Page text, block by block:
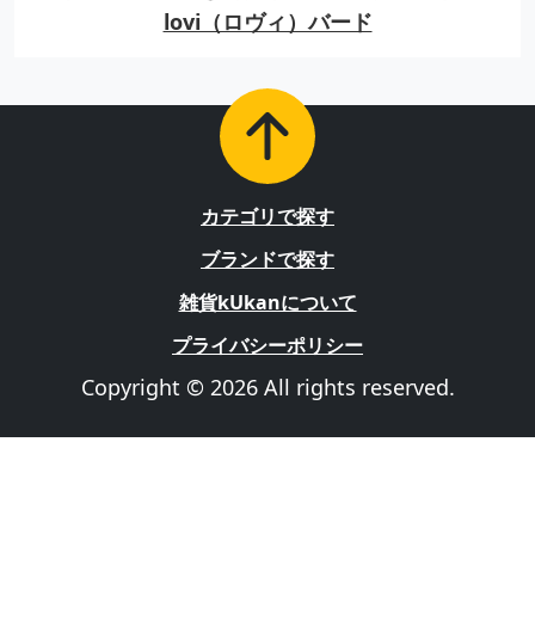
lovi（ロヴィ）バード
カテゴリで探す
ブランドで探す
雑貨kUkanについて
プライバシーポリシー
Copyright © 2026 All rights reserved.